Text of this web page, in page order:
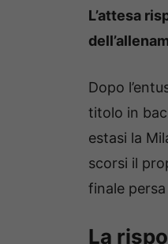
L’attesa
Dopo
titolo in
estasi la
scorsi il
finale
La